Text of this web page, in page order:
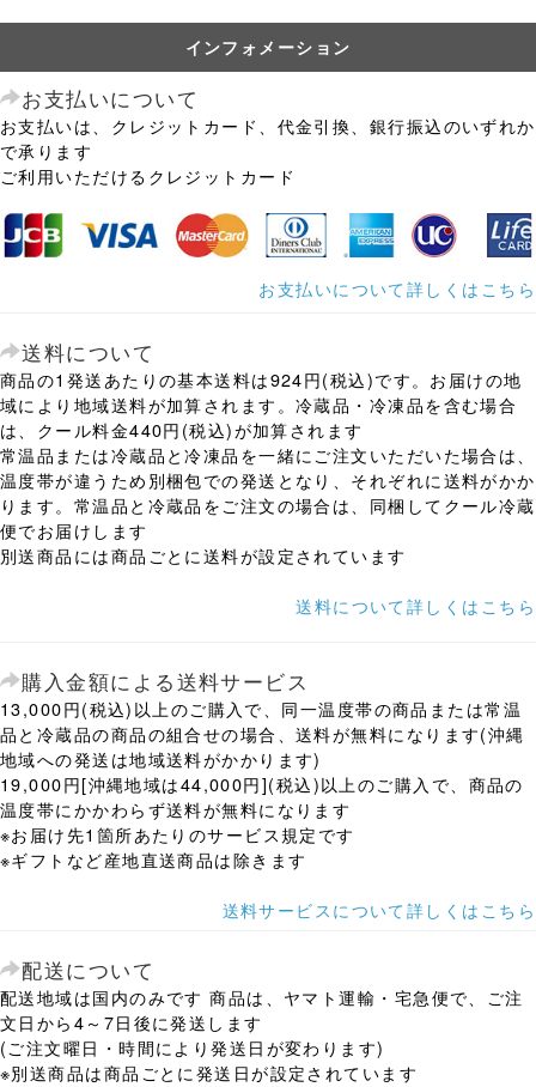
インフォメーション
お支払いについて
お支払いは、クレジットカード、代金引換、銀行振込のいずれか
で承ります
ご利用いただけるクレジットカード
お支払いについて詳しくはこちら
送料について
商品の1発送あたりの基本送料は924円(税込)です。お届けの地
域により地域送料が加算されます。冷蔵品・冷凍品を含む場合
は、クール料金440円(税込)が加算されます
常温品または冷蔵品と冷凍品を一緒にご注文いただいた場合は、
温度帯が違うため別梱包での発送となり、それぞれに送料がかか
ります。常温品と冷蔵品をご注文の場合は、同梱してクール冷蔵
便でお届けします
別送商品には商品ごとに送料が設定されています
送料について詳しくはこちら
購入金額による送料サービス
13,000円(税込)以上のご購入で、同一温度帯の商品または常温
品と冷蔵品の商品の組合せの場合、送料が無料になります(沖縄
地域への発送は地域送料がかかります)
19,000円[沖縄地域は44,000円](税込)以上のご購入で、商品の
温度帯にかかわらず送料が無料になります
※お届け先1箇所あたりのサービス規定です
※ギフトなど産地直送商品は除きます
送料サービスについて詳しくはこちら
配送について
配送地域は国内のみです 商品は、ヤマト運輸・宅急便で、ご注
文日から4～7日後に発送します
(ご注文曜日・時間により発送日が変わります)
※別送商品は商品ごとに発送日が設定されています